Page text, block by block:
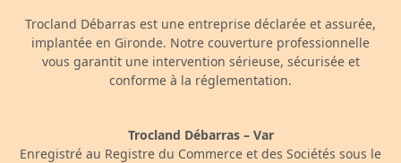
Trocland Débarras est une entreprise déclarée et assurée,
implantée en Gironde. Notre couverture professionnelle
vous garantit une intervention sérieuse, sécurisée et
conforme à la réglementation.
Trocland Débarras – Var
Enregistré au Registre du Commerce et des Sociétés sous le